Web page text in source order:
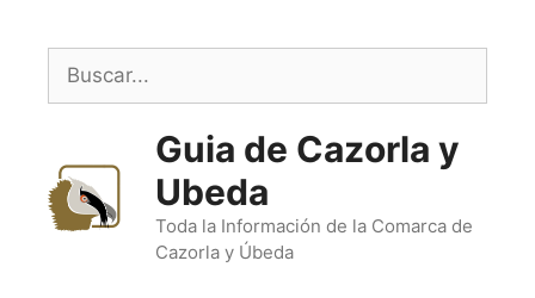
contenido
Buscar:
Guia de Cazorla y
Ubeda
Toda la Información de la Comarca de
Cazorla y Úbeda